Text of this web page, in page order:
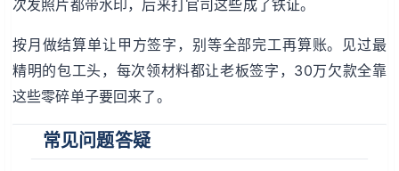
次发照片都带水印，后来打官司这些成了铁证。
按月做结算单让甲方签字，别等全部完工再算账。见过最
精明的包工头，每次领材料都让老板签字，30万欠款全靠
这些零碎单子要回来了。
常见问题答疑